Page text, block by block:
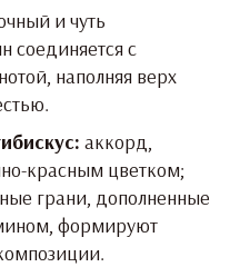
и чуть
соединяется с
наполняя верх
аккорд,
красным цветком;
грани, дополненные
формируют